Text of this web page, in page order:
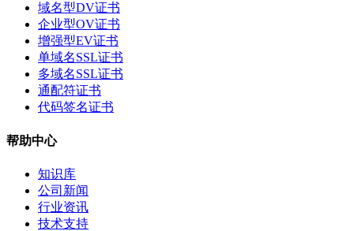
域名型DV证书
企业型OV证书
增强型EV证书
单域名SSL证书
多域名SSL证书
通配符证书
代码签名证书
帮助中心
知识库
公司新闻
行业资讯
技术支持